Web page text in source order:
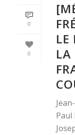
0
0
LE
LA